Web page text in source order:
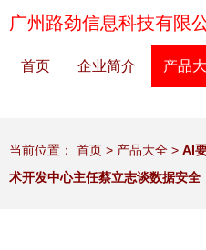
广州路劲信息科技有限
首页 企业简介 产品
当前位置： 首页 > 产品大全 > AI
术开发中心主任蔡立志谈数据安全